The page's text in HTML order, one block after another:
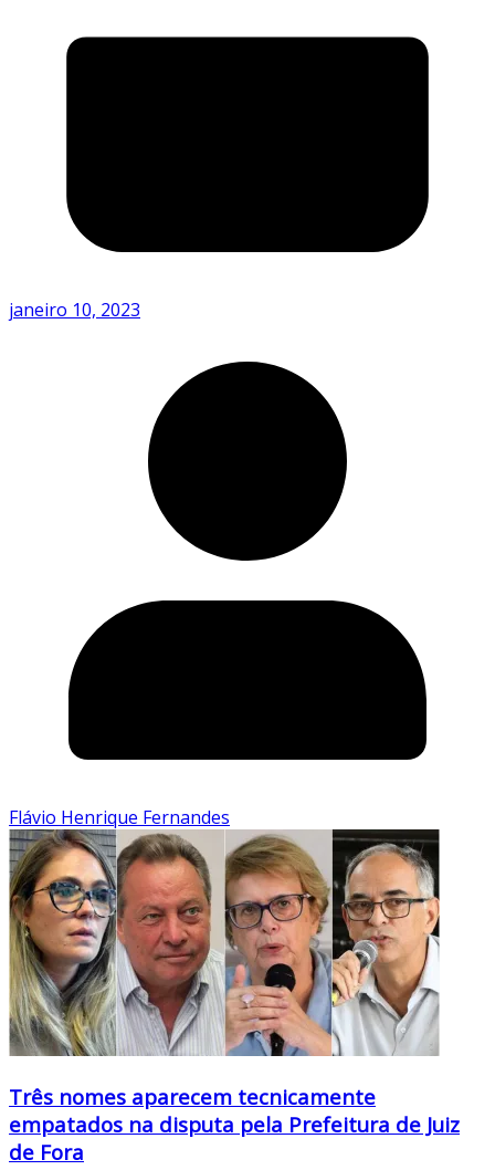
janeiro 10, 2023
Flávio Henrique Fernandes
Três nomes aparecem tecnicamente
empatados na disputa pela Prefeitura de Juiz
de Fora